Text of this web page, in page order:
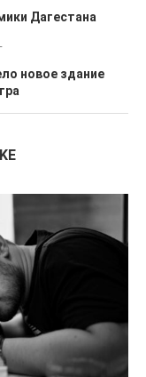
Дагестана
новое здание